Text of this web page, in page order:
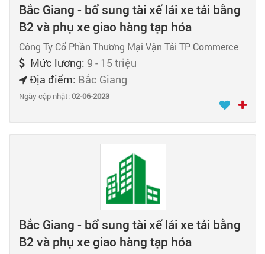
Bắc Giang - bổ sung tài xế lái xe tải bằng
B2 và phụ xe giao hàng tạp hóa
Công Ty Cổ Phần Thương Mại Vận Tải TP Commerce
Mức lương: 9 - 15 triệu
Địa điểm: Bắc Giang
Ngày cập nhật:02-06-2023
Bắc Giang - bổ sung tài xế lái xe tải bằng
B2 và phụ xe giao hàng tạp hóa